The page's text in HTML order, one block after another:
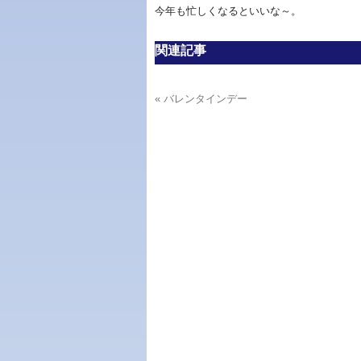
今年も忙しくなるといいな～。
関連記事
« バレンタインデー